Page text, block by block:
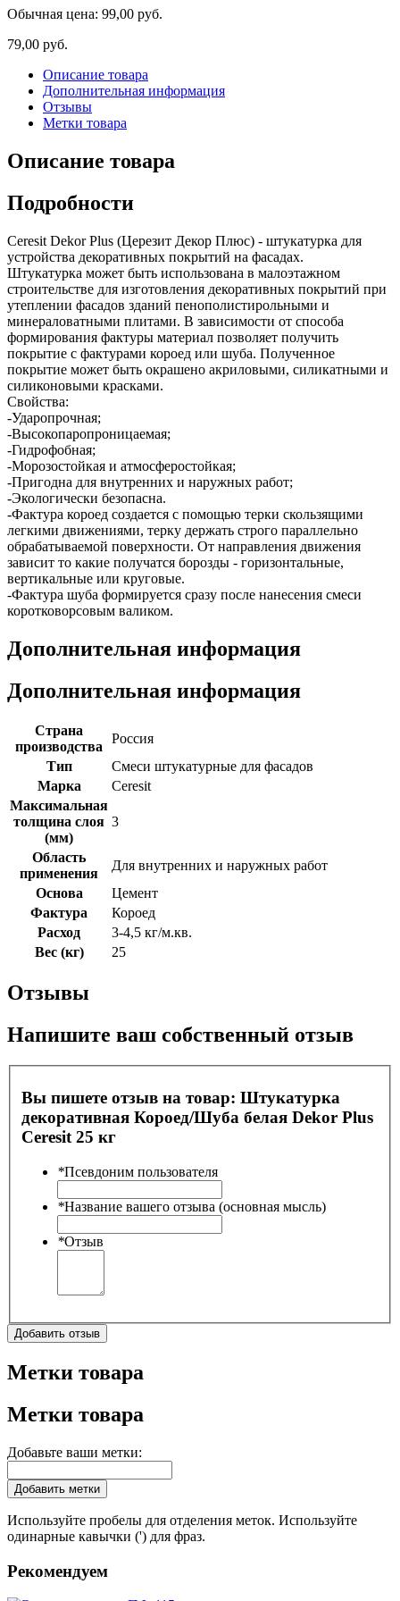
Обычная цена: 99,00 руб.
79,00 руб.
Описание товара
Дополнительная информация
Отзывы
Метки товара
Описание товара
Подробности
Ceresit Dekor Plus (Церезит Декор Плюс) - штукатурка для
устройства декоративных покрытий на фасадах.
Штукатурка может быть использована в малоэтажном
строительстве для изготовления декоративных покрытий при
утеплении фасадов зданий пенополистирольными и
минераловатными плитами. В зависимости от способа
формирования фактуры материал позволяет получить
покрытие с фактурами короед или шуба. Полученное
покрытие может быть окрашено акриловыми, силикатными и
силиконовыми красками.
Свойства:
-Ударопрочная;
-Высокопаропроницаемая;
-Гидрофобная;
-Морозостойкая и атмосферостойкая;
-Пригодна для внутренних и наружных работ;
-Экологически безопасна.
-Фактура короед создается с помощью терки скользящими
легкими движениями, терку держать строго параллельно
обрабатываемой поверхности. От направления движения
зависит то какие получатся борозды - горизонтальные,
вертикальные или круговые.
-Фактура шуба формируется сразу после нанесения смеси
коротковорсовым валиком.
Дополнительная информация
Дополнительная информация
Страна
производства
Россия
Тип
Смеси штукатурные для фасадов
Марка
Ceresit
Максимальная
толщина слоя
(мм)
3
Область
применения
Для внутренних и наружных работ
Основа
Цемент
Фактура
Короед
Расход
3-4,5 кг/м.кв.
Вес (кг)
25
Отзывы
Напишите ваш собственный отзыв
Вы пишете отзыв на товар: Штукатурка
декоративная Короед/Шуба белая Dekor Plus
Ceresit 25 кг
*Псевдоним пользователя
*Название вашего отзыва (основная мысль)
*Отзыв
Добавить отзыв
Метки товара
Метки товара
Добавьте ваши метки:
Добавить метки
Используйте пробелы для отделения меток. Используйте
одинарные кавычки (') для фраз.
Рекомендуем